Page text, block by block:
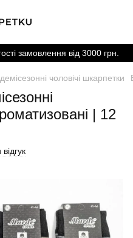
замовлення від 3000 грн.
демісезонні чоловічі шкарпетки
| 12